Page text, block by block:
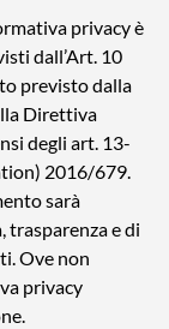
privacy è
dall’Art. 10
previsto dalla
Direttiva
degli art. 13-
2016/679.
sarà
e di
Ove non
privacy